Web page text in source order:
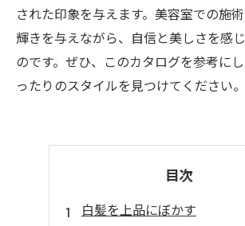
された印象を与えます。美容室での施
輝きを与えながら、自信と美しさを感
のです。ぜひ、このカタログを参考に
ったりのスタイルを見つけてください。
目次
白髪を上品にぼかす